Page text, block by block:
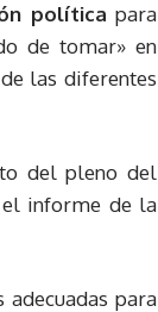
política para
de tomar» en
las diferentes
del pleno del
el informe de la
adecuadas para